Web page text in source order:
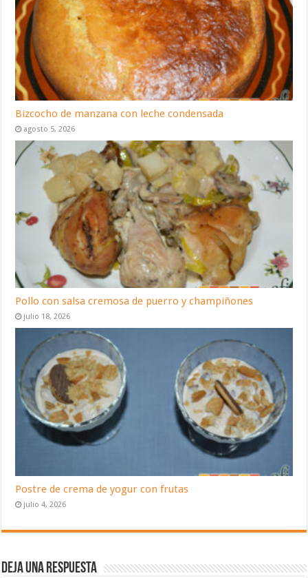
Bizcocho de manzana con leche condensada
agosto 5, 2026
Pollo con salsa cremosa de puerro y champiñones
julio 18, 2026
Postre de crema de yogur con frutas
julio 4, 2026
Deja una respuesta